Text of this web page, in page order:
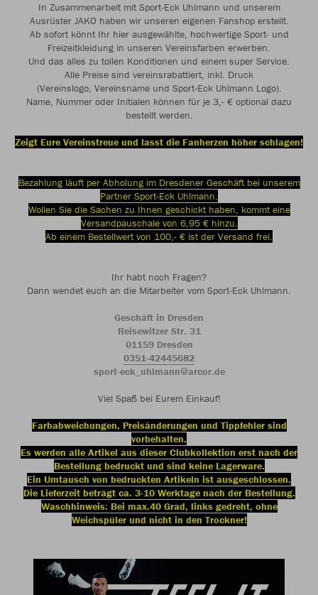
In Zusammenarbeit mit Sport-Eck Uhlmann und unserem
Ausrüster JAKO haben wir unseren eigenen Fanshop erstellt.
Ab sofort könnt Ihr hier ausgewählte, hochwertige Sport- und
Freizeitkleidung in unseren Vereinsfarben erwerben.
Und das alles zu tollen Konditionen und einem super Service.
Alle Preise sind vereinsrabattiert, inkl. Druck
(Vereinslogo, Vereinsname und Sport-Eck Uhlmann Logo).
Name, Nummer oder Initialen können für je 3,- € optional dazu
bestellt werden.
Zeigt Eure Vereinstreue und lasst die Fanherzen höher schlagen!
Bezahlung läuft per Abholung im Dresdener Geschäft bei unserem
Partner Sport-Eck Uhlmann.
Wollen Sie die Sachen zu Ihnen geschickt haben, kommt eine
Versandpauschale von 6,95 € hinzu.
Ab einem Bestellwert von 100,- € ist der Versand frei.
Ihr habt noch Fragen?
Dann wendet euch an die Mitarbeiter vom Sport-Eck Uhlmann.
Geschäft in Dresden
Reisewitzer Str. 31
01159 Dresden
0351-42445682
sport-eck_uhlmann@arcor.de
Viel Spaß bei Eurem Einkauf!
Farbabweichungen, Preisänderungen und Tippfehler sind
vorbehalten.
Es werden alle Artikel aus dieser Clubkollektion erst nach der
Bestellung bedruckt und sind keine Lagerware.
Ein Umtausch von bedruckten Artikeln ist ausgeschlossen.
Die Lieferzeit beträgt ca. 3-10 Werktage nach der Bestellung.
Waschhinweis: Bei max.40 Grad, links gedreht, ohne
Weichspüler und nicht in den Trockner!